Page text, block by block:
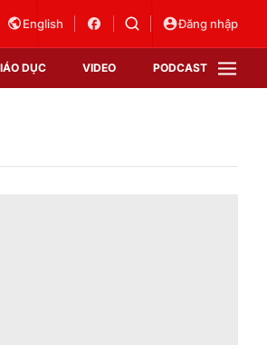
English Đăng nhập
DỤC VIDEO PODCAST
VTV Sức khoẻ